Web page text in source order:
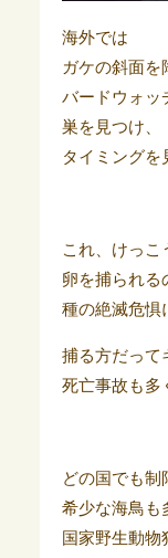
海外では
ガケの斜面を
バードウォッ
巣を見つけ、
タイミングを
これ、けっこ
卵を捕られる
種の絶滅危惧
捕る方だって
死亡事故も多
どの国でも制
希少な海鳥も
国家野生動物